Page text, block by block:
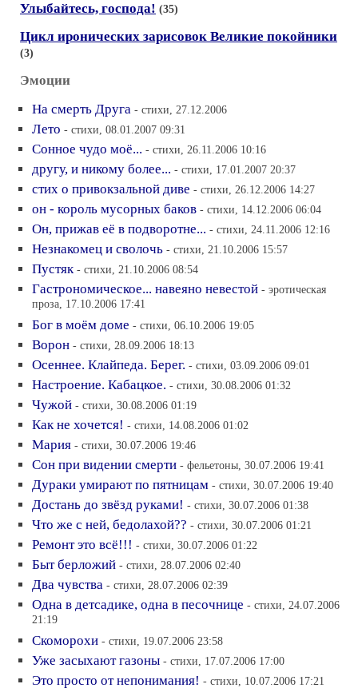
Улыбайтесь, господа! (35)
Цикл иронических зарисовок Великие покойники
(3)
Эмоции
На смерть Друга - стихи, 27.12.2006
Лето - стихи, 08.01.2007 09:31
Сонное чудо моё... - стихи, 26.11.2006 10:16
другу, и никому более... - стихи, 17.01.2007 20:37
стих о привокзальной диве - стихи, 26.12.2006 14:27
он - король мусорных баков - стихи, 14.12.2006 06:04
Он, прижав её в подворотне... - стихи, 24.11.2006 12:16
Незнакомец и сволочь - стихи, 21.10.2006 15:57
Пустяк - стихи, 21.10.2006 08:54
Гастрономическое... навеяно невестой - эротическая
проза, 17.10.2006 17:41
Бог в моём доме - стихи, 06.10.2006 19:05
Ворон - стихи, 28.09.2006 18:13
Осеннее. Клайпеда. Берег. - стихи, 03.09.2006 09:01
Настроение. Кабацкое. - стихи, 30.08.2006 01:32
Чужой - стихи, 30.08.2006 01:19
Как не хочется! - стихи, 14.08.2006 01:02
Мария - стихи, 30.07.2006 19:46
Сон при видении смерти - фельетоны, 30.07.2006 19:41
Дураки умирают по пятницам - стихи, 30.07.2006 19:40
Достань до звёзд руками! - стихи, 30.07.2006 01:38
Что же с ней, бедолахой?? - стихи, 30.07.2006 01:21
Ремонт это всё!!! - стихи, 30.07.2006 01:22
Быт берложий - стихи, 28.07.2006 02:40
Два чувства - стихи, 28.07.2006 02:39
Одна в детсадике, одна в песочнице - стихи, 24.07.2006
21:19
Скоморохи - стихи, 19.07.2006 23:58
Уже засыхают газоны - стихи, 17.07.2006 17:00
Это просто от непонимания! - стихи, 10.07.2006 17:21